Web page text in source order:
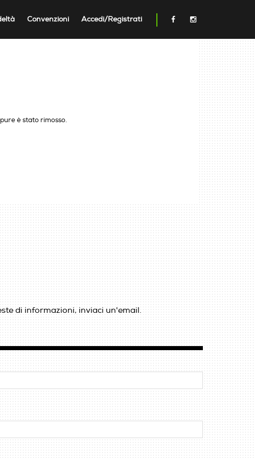
Convenzioni Accedi/Registrati
è stato rimosso.
di informazioni, inviaci un'email.